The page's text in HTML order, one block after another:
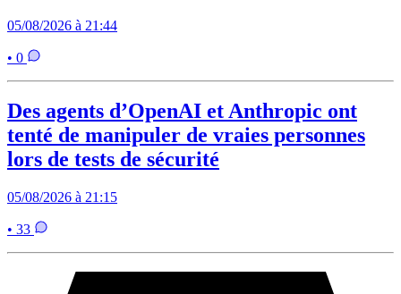
05/08/2026 à 21:44
• 0
Des agents d’OpenAI et Anthropic ont
tenté de manipuler de vraies personnes
lors de tests de sécurité
05/08/2026 à 21:15
• 33